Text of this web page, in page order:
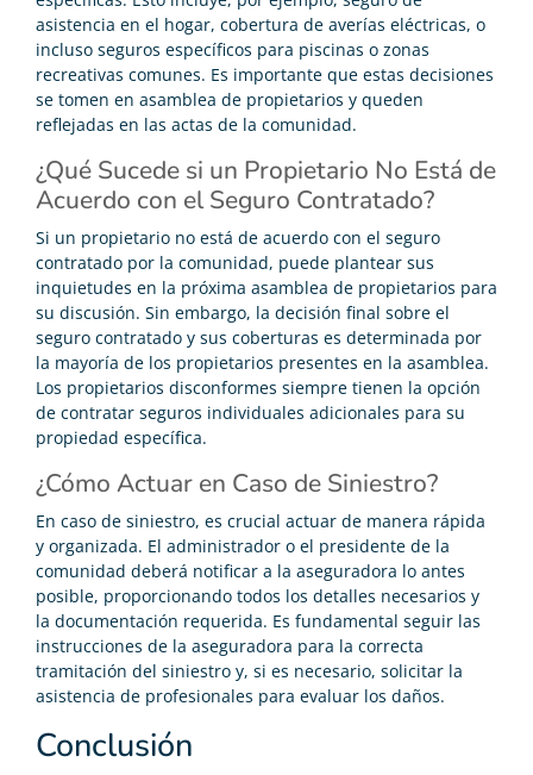
asistencia en el hogar, cobertura de averías eléctricas, o
incluso seguros específicos para piscinas o zonas
recreativas comunes. Es importante que estas decisiones
se tomen en asamblea de propietarios y queden
reflejadas en las actas de la comunidad.
¿Qué Sucede si un Propietario No Está de
Acuerdo con el Seguro Contratado?
Si un propietario no está de acuerdo con el seguro
contratado por la comunidad, puede plantear sus
inquietudes en la próxima asamblea de propietarios para
su discusión. Sin embargo, la decisión final sobre el
seguro contratado y sus coberturas es determinada por
la mayoría de los propietarios presentes en la asamblea.
Los propietarios disconformes siempre tienen la opción
de contratar seguros individuales adicionales para su
propiedad específica.
¿Cómo Actuar en Caso de Siniestro?
En caso de siniestro, es crucial actuar de manera rápida
y organizada. El administrador o el presidente de la
comunidad deberá notificar a la aseguradora lo antes
posible, proporcionando todos los detalles necesarios y
la documentación requerida. Es fundamental seguir las
instrucciones de la aseguradora para la correcta
tramitación del siniestro y, si es necesario, solicitar la
asistencia de profesionales para evaluar los daños.
Conclusión